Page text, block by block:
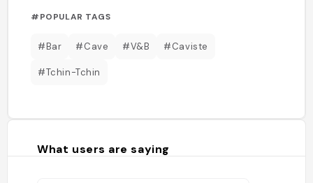
#POPULAR TAGS
#Bar #Cave #V&B #Caviste
#Tchin-Tchin
What users are saying